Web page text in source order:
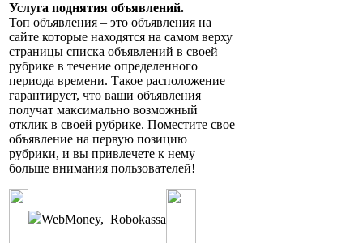
Услуга поднятия объявлений.
Топ объявления – это объявления на
сайте которые находятся на самом верху
страницы списка объявлений в своей
рубрике в течение определенного
периода времени. Такое расположение
гарантирует, что ваши объявления
получат максимально возможный
отклик в своей рубрике. Поместите свое
объявление на первую позицию
рубрики, и вы привлечете к нему
больше внимания пользователей!
WebMoney, Robokassa